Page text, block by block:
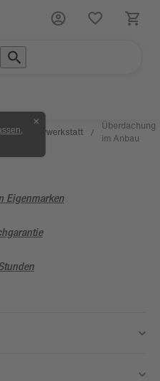
✕
/ Kreativwerkstatt /
Überdachung
im Anbau
Eigenmarken